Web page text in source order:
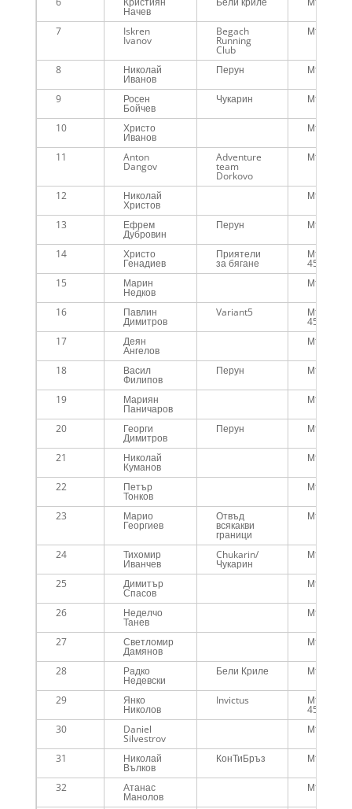
Начев
7 Iskren
Ivanov
Begach
Running
Club
Мъже
8 Николай
Иванов
Перун Мъже
9 Росен
Бойчев
Чукарин Мъже
10 Христо
Иванов
Мъже
11 Anton
Dangov
Adventure
team
Dorkovo
Мъже
12 Николай
Христов
Мъже
13 Ефрем
Дубровин
Перун Мъже
14 Христо
Генадиев
Приятели
за бягане
Мъже над
45г.
15
Марин
Недков
Мъже
16 Павлин
Димитров
Variant5 Мъже над
45г.
17
Деян
Ангелов
Мъже
18 Васил
Филипов
Перун Мъже
19 Мариян
Паничаров
Мъже
20 Георги
Димитров
Перун Мъже
21 Николай
Куманов
Мъже
22 Петър
Тонков
Мъже
23 Марио
Георгиев
Отвъд
всякакви
граници
Мъже
24 Тихомир
Иванчев
Chukarin/
Чукарин
Мъже
25 Димитър
Спасов
Мъже
26 Неделчо
Танев
Мъже
27 Светломир
Дамянов
Мъже
28 Радко
Недевски
Бели Криле Мъже
29 Янко
Николов
Invictus Мъже над
45г.
30
Daniel
Silvestrov
Мъже
31 Николай
Вълков
КонТиБръз Мъже
32 Атанас
Манолов
Мъже